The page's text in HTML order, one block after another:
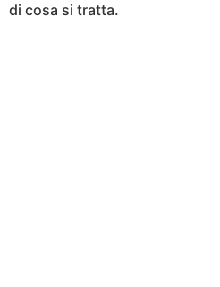
di cosa si tratta.